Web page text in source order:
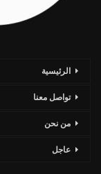
الرئيسية
تواصل معنا
من نحن
عاجل